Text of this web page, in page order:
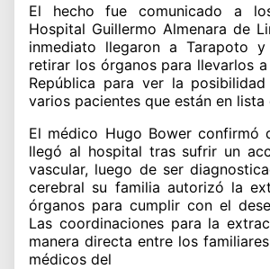
El hecho fue comunicado a
Hospital Guillermo Almenara de
inmediato llegaron a Tarapoto
retirar los órganos para llevarlos
República para ver la
varios pacientes que están en lista
El médico Hugo Bower confirmó
llegó al hospital tras sufrir un
vascular, luego de ser
cerebral su familia autorizó la
órganos para cumplir con el
Las coordinaciones para la
manera directa entre los
médicos del